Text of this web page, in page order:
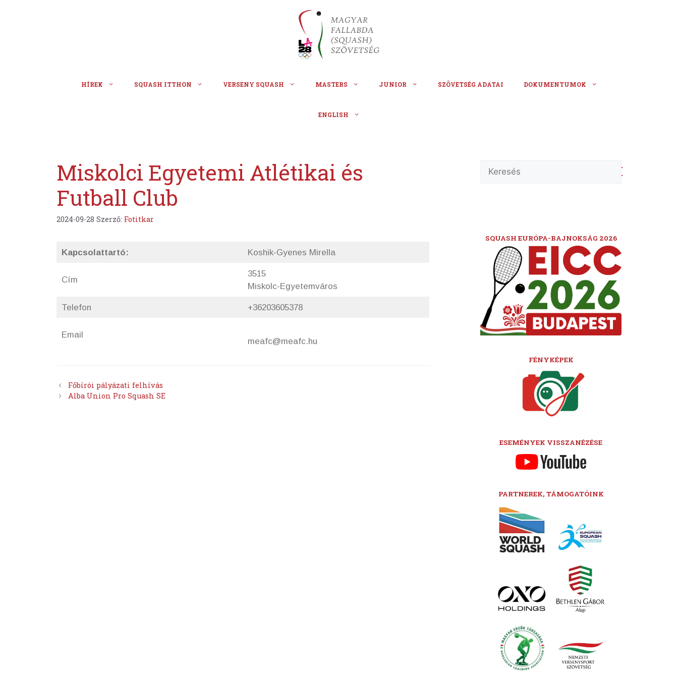
HÍREK SQUASH ITTHON VERSENY SQUASH MASTERS JUNIOR SZÖVETSÉG ADATAI DOKUMENTUMOK
ENGLISH
Miskolci Egyetemi Atlétikai és
Futball Club
2024-09-28 Szerző: Fotitkar
Kapcsolattartó: Koshik-Gyenes Mirella
Cím
3515
Miskolc-Egyetemváros
Telefon +36203605378
Email
meafc@meafc.hu
Főbírói pályázati felhívás
Alba Union Pro Squash SE
SQUASH EURÓPA-BAJNOKSÁG 2026
FÉNYKÉPEK
ESEMÉNYEK VISSZANÉZÉSE
PARTNEREK, TÁMOGATÓINK